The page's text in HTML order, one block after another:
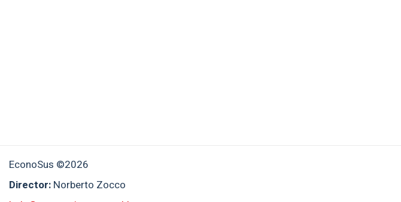
EconoSus ©2026
Director: Norberto Zocco